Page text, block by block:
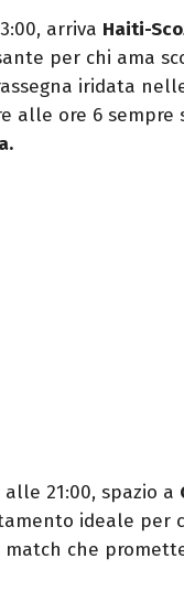
arriva Haiti-
per chi ama
iridata
alle ore 6 sempre
21:00, spazio a
ideale per
match che